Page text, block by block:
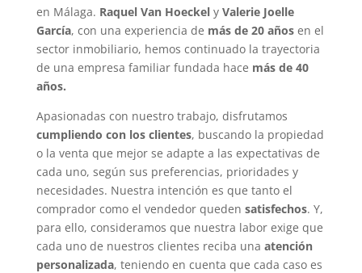
en Málaga. Raquel Van Hoeckely Valerie Joelle
García, con una experiencia de más de 20 añosen el
sector inmobiliario, hemos continuado la trayectoria
de una empresa familiar fundada hace más de 40
años.
Apasionadas con nuestro trabajo, disfrutamos
cumpliendo con los clientes, buscando la propiedad
o la venta que mejor se adapte a las expectativas de
cada uno, según sus preferencias, prioridades y
necesidades. Nuestra intención es que tanto el
comprador como el vendedor queden satisfechos. Y,
para ello, consideramos que nuestra labor exige que
cada uno de nuestros clientes reciba una atención
personalizada, teniendo en cuenta que cada caso es